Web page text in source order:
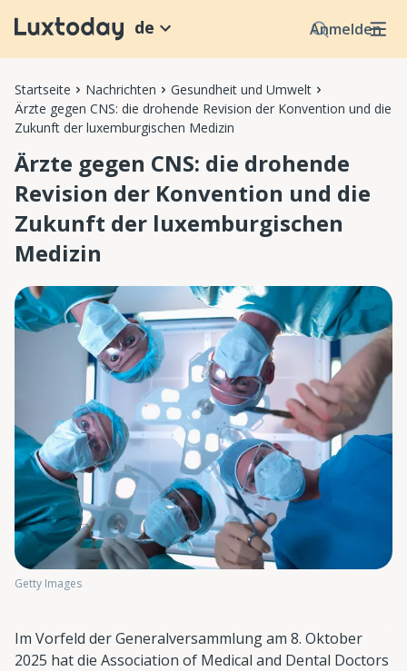
Anmelden
de
Startseite Nachrichten
Gesundheit und Umwelt
Ärzte gegen CNS: die drohende Revision der Konvention und die
Zukunft der luxemburgischen Medizin
Ärzte gegen CNS: die drohende
Revision der Konvention und die
Zukunft der luxemburgischen
Medizin
Getty Images
Im Vorfeld der Generalversammlung am 8. Oktober
2025 hat die Association of Medical and Dental Doctors